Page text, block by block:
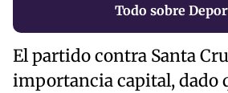
Todo sobre
El partido contra Santa
importancia capital, dado